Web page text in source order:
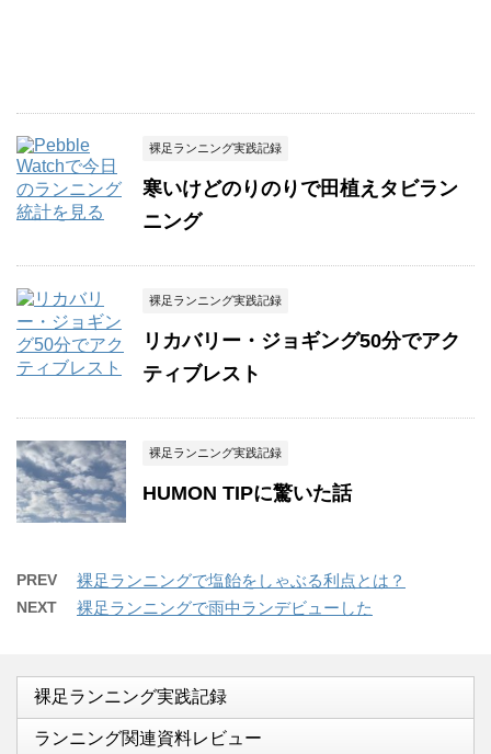
裸足ランニング実践記録
寒いけどのりのりで田植えタビラン
ニング
裸足ランニング実践記録
リカバリー・ジョギング50分でアク
ティブレスト
裸足ランニング実践記録
HUMON TIPに驚いた話
PREV 裸足ランニングで塩飴をしゃぶる利点とは？
NEXT 裸足ランニングで雨中ランデビューした
裸足ランニング実践記録
ランニング関連資料レビュー